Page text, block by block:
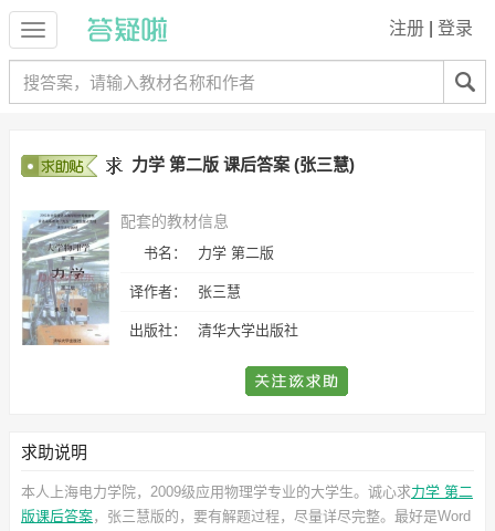
注册 登录
力学 第二版 课后答案 (张三慧)
配套的教材信息
书名： 力学 第二版
译作者： 张三慧
出版社： 清华大学出版社
求助说明
本人上海电力学院，2009级应用物理学专业的大学生。诚心求力学 第二
版课后答案，张三慧版的，要有解题过程，尽量详尽完整。最好是Word